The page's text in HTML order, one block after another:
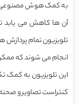
به کمک هوش مصنوعی
آن ها کاهش می یابد
تلویزیون تمام پردازش
انجام می شوند که
کنتراست تصاویر و